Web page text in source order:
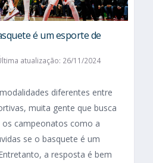
é um esporte de
atualização: 26/11/2024
diferentes entre
muita gente que busca
campeonatos como a
se o basquete é um
a resposta é bem